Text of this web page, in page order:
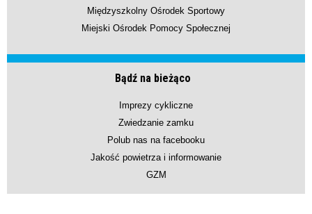
Międzyszkolny Ośrodek Sportowy
Miejski Ośrodek Pomocy Społecznej
Bądź na bieżąco
Imprezy cykliczne
Zwiedzanie zamku
Polub nas na facebooku
Jakość powietrza i informowanie
GZM